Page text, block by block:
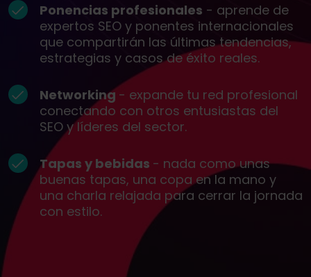
Ponencias profesionales - aprende de
expertos SEO y ponentes internacionales
que compartirán las últimas tendencias,
estrategias y casos de éxito reales.
Networking - expande tu red profesional
conectando con otros entusiastas del
SEO y líderes del sector.
Tapas y bebidas - nada como unas
buenas tapas, una copa en la mano y
una charla relajada para cerrar la jornada
con estilo.